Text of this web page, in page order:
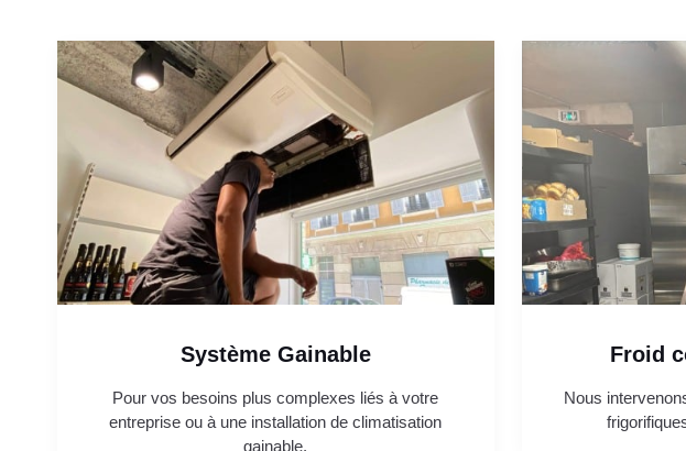
Système Gainable
Pour vos besoins plus complexes liés à votre
entreprise ou à une installation de climatisation
gainable.
Froid
Nous